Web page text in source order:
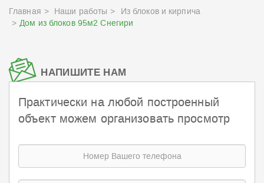
Главная Наши работы
Из блоков и кирпича
Дом из блоков 95м2 Снегири
НАПИШИТЕ НАМ
Практически на любой построенный
объект можем организовать просмотр